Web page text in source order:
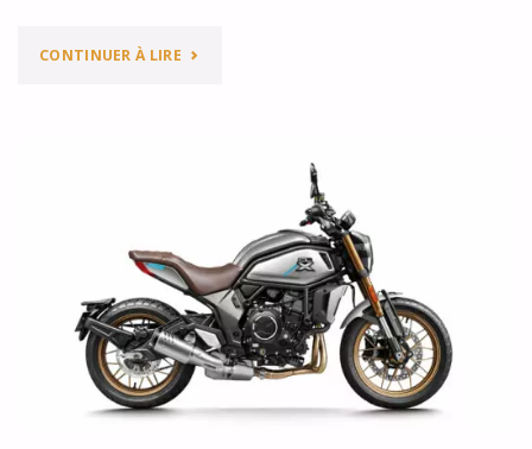
CONTINUER À LIRE"COMMENT
EMBARQUÉE ?"